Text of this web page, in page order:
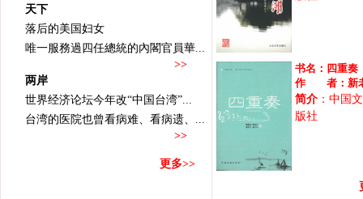
天下
落后的美国妇女
唯一服務過四任總統的內閣官員華...
>>
两岸
世界经济论坛今年改“中国台湾”...
台湾的医院也曾看病难、看病遗、...
>>
更多>>
书名： 四重奏
作 者： 新
简介 ：中国
版社